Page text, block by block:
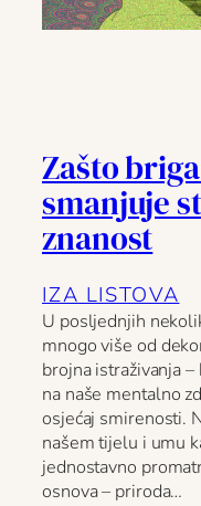
Zašto
smanjuje
znanost
IZA LISTOVA
U posljednjih
mnogo više od
brojna istraživanja
na naše mentalno
osjećaj smirenosti.
našem tijelu i umu
jednostavno
osnova – priroda…